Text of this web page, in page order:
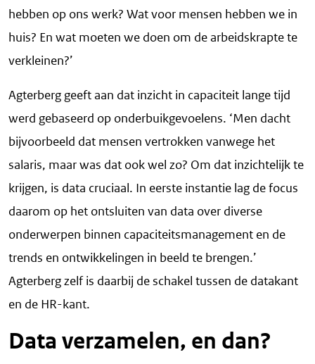
hebben op ons werk? Wat voor mensen hebben we in
huis? En wat moeten we doen om de arbeidskrapte te
verkleinen?’
Agterberg geeft aan dat inzicht in capaciteit lange tijd
werd gebaseerd op onderbuikgevoelens. ‘Men dacht
bijvoorbeeld dat mensen vertrokken vanwege het
salaris, maar was dat ook wel zo? Om dat inzichtelijk te
krijgen, is data cruciaal. In eerste instantie lag de focus
daarom op het ontsluiten van data over diverse
onderwerpen binnen capaciteitsmanagement en de
trends en ontwikkelingen in beeld te brengen.’
Agterberg zelf is daarbij de schakel tussen de datakant
en de HR-kant.
Data verzamelen, en dan?